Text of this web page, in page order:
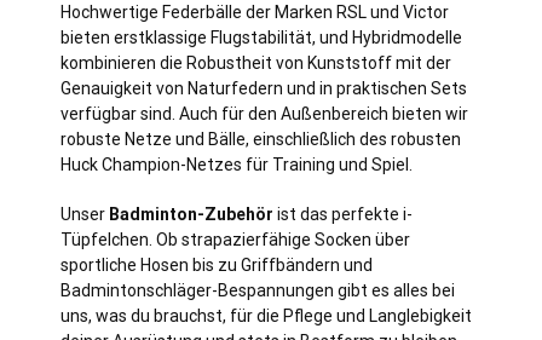
Hochwertige Federbälle der Marken RSL und Victor
bieten erstklassige Flugstabilität, und Hybridmodelle
kombinieren die Robustheit von Kunststoff mit der
Genauigkeit von Naturfedern und in praktischen Sets
verfügbar sind. Auch für den Außenbereich bieten wir
robuste Netze und Bälle, einschließlich des robusten
Huck Champion-Netzes für Training und Spiel.
Unser Badminton-Zubehör ist das perfekte i-
Tüpfelchen. Ob strapazierfähige Socken über
sportliche Hosen bis zu Griffbändern und
Badmintonschläger-Bespannungen gibt es alles bei
uns, was du brauchst, für die Pflege und Langlebigkeit